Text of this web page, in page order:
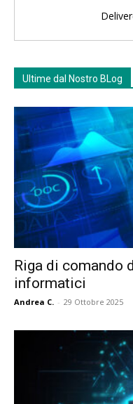
Ultime dal Nostro BLog
Riga di comando
informatici
Andrea C. - 29 Ottobre 2025